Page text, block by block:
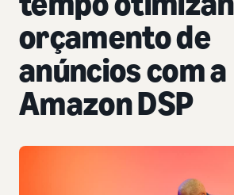
orçamento de
anúncios com a
Amazon DSP